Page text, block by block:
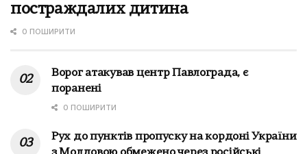
постраждалих дитина
0 ПОШИРИТИ
Ворог атакував центр Павлограда, є
поранені
0 ПОШИРИТИ
Рух до пунктів пропуску на кордоні України